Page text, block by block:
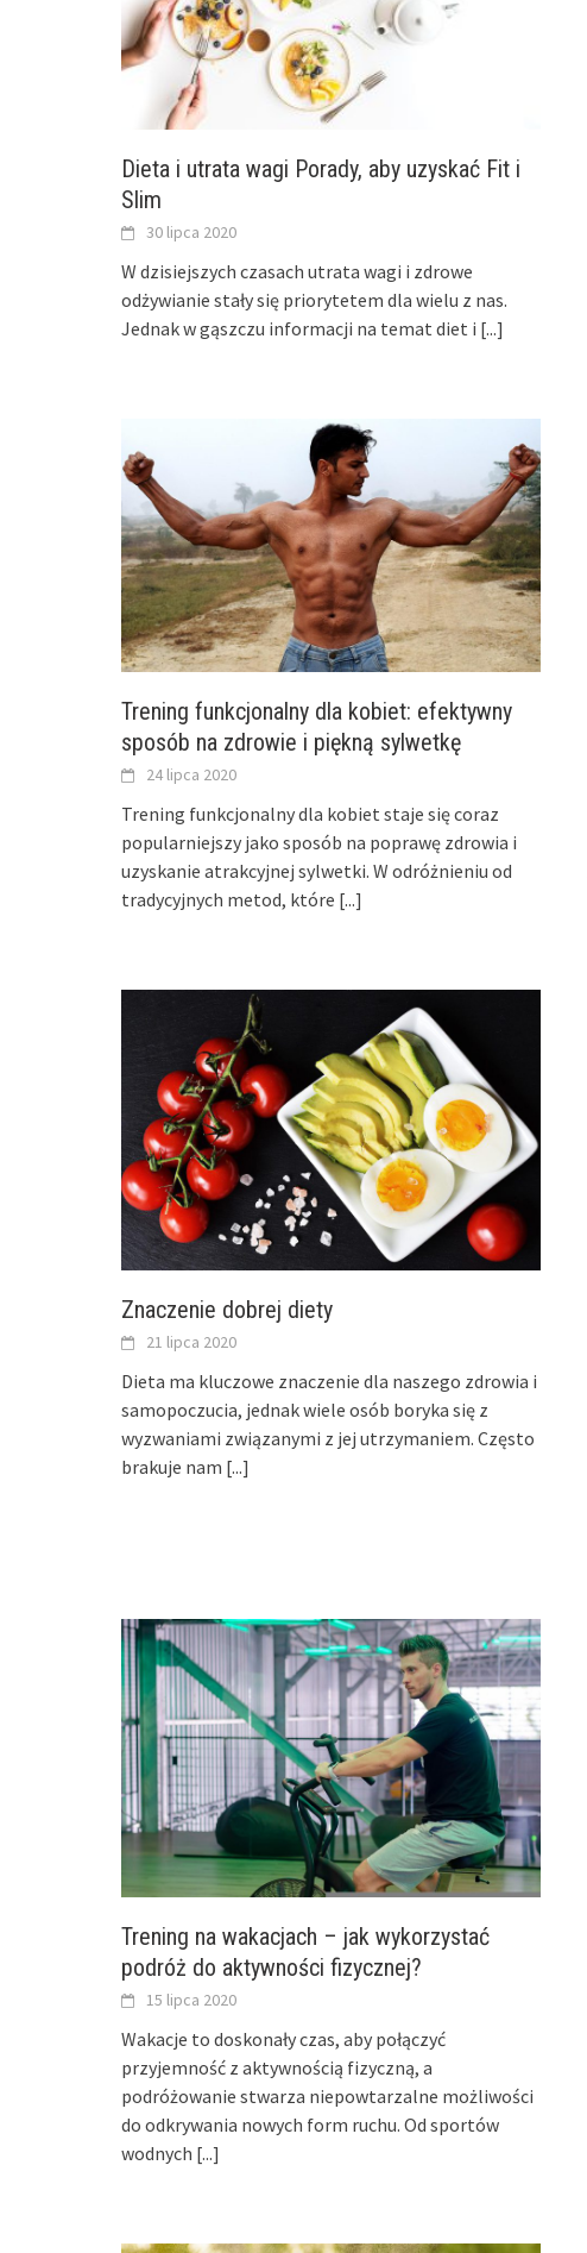
Dieta i utrata wagi Porady, aby uzyskać Fit i
Slim
30 lipca 2020
W dzisiejszych czasach utrata wagi i zdrowe
odżywianie stały się priorytetem dla wielu z nas.
Jednak w gąszczu informacji na temat diet i [...]
Trening funkcjonalny dla kobiet: efektywny
sposób na zdrowie i piękną sylwetkę
24 lipca 2020
Trening funkcjonalny dla kobiet staje się coraz
popularniejszy jako sposób na poprawę zdrowia i
uzyskanie atrakcyjnej sylwetki. W odróżnieniu od
tradycyjnych metod, które [...]
Znaczenie dobrej diety
21 lipca 2020
Dieta ma kluczowe znaczenie dla naszego zdrowia i
samopoczucia, jednak wiele osób boryka się z
wyzwaniami związanymi z jej utrzymaniem. Często
brakuje nam [...]
Trening na wakacjach – jak wykorzystać
podróż do aktywności fizycznej?
15 lipca 2020
Wakacje to doskonały czas, aby połączyć
przyjemność z aktywnością fizyczną, a
podróżowanie stwarza niepowtarzalne możliwości
do odkrywania nowych form ruchu. Od sportów
wodnych [...]